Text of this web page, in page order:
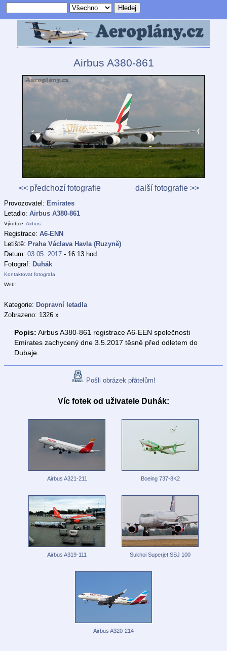
Airbus A380-861
<< předchozí fotografie další fotografie >>
Provozovatel: Emirates
Letadlo: Airbus A380-861
Výrobce: Airbus
Registrace: A6-ENN
Letiště: Praha Václava Havla (Ruzyně)
Datum: 03.05. 2017 - 16:13 hod.
Fotograf: Duhák
Kontaktovat fotografa
Web:
Kategorie: Dopravní letadla
Zobrazeno: 1326 x
Popis: Airbus A380-861 registrace A6-EEN společnosti
Emirates zachycený dne 3.5.2017 těsně před odletem do
Dubaje.
Pošli obrázek přátelům!
Víc fotek od uživatele Duhák:
Airbus A321-211 Boeing 737-8K2
Airbus A319-111 Sukhoi Superjet SSJ 100
Airbus A320-214